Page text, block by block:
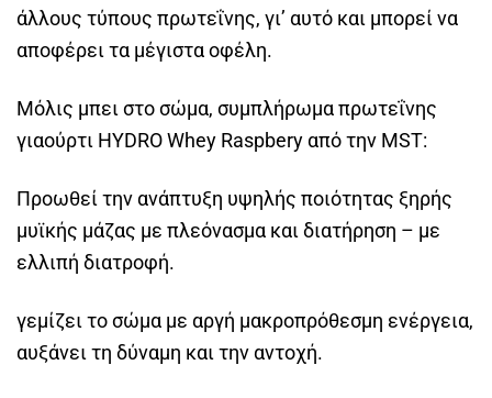
άλλους τύπους πρωτεΐνης, γι’ αυτό και μπορεί να
αποφέρει τα μέγιστα οφέλη.
Μόλις μπει στο σώμα, συμπλήρωμα πρωτεΐνης
γιαούρτι HYDRO Whey Raspbery από την MST:
Προωθεί την ανάπτυξη υψηλής ποιότητας ξηρής
μυϊκής μάζας με πλεόνασμα και διατήρηση – με
ελλιπή διατροφή.
γεμίζει το σώμα με αργή μακροπρόθεσμη ενέργεια,
αυξάνει τη δύναμη και την αντοχή.